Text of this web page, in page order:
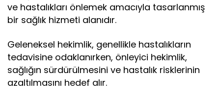
ve hastalıkları önlemek amacıyla tasarlanmış
bir sağlık hizmeti alanıdır.
Geleneksel hekimlik, genellikle hastalıkların
tedavisine odaklanırken, önleyici hekimlik,
sağlığın sürdürülmesini ve hastalık risklerinin
azaltılmasını hedef alır.